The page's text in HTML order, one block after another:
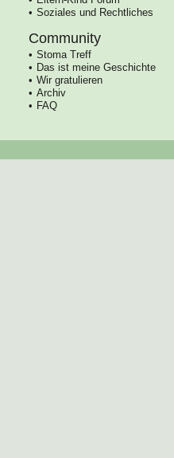
Soziales und Rechtliches
Community
Stoma Treff
Das ist meine Geschichte
Wir gratulieren
Archiv
FAQ